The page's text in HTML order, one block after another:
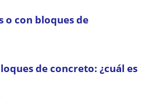
o con bloques de
de concreto: ¿cuál es